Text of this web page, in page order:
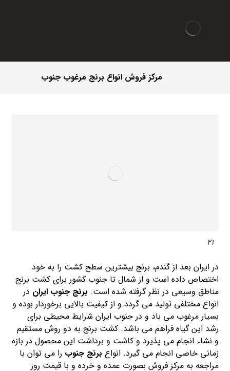
مرکز فروش انواع برنج مرغوب جنوب
21
در ایران بعد از گندم، برنج بیشترین سطح کشت را به خود
اختصاص داده است و از شمال تا جنوب کشور برای کشت برنج
مناطق وسیعی در نظر گرفته شده است. برنج جنوب ایران در
انواع مختلفی تولید می گردد و از کیفیت بالایی برخوردار بوده و
بسیار مرغوب می باد و در جنوب ایران شرایط محیطی برای
رشد این گیاه فراهم می باشد. کشت برنج به دو روش مستقیم
و نشاء انجام می پذیرد و کاشت و برداشت این محصول در بازه
زمانی خاصی انجام می گیرد. انواع برنج جنوب را می توان با
مراجعه به مرکز فروش بصورت عمده و خرده و با قیمت روز